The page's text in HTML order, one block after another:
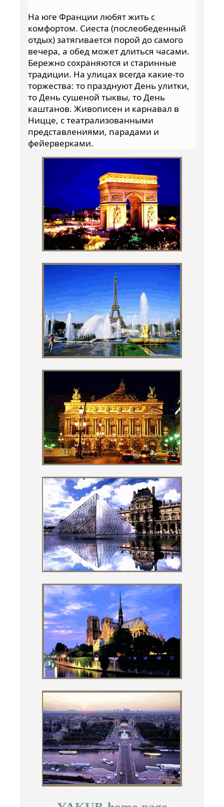
На юге Франции любят жить с
комфортом. Сиеста (послеобеденный
отдых) затягивается порой до самого
вечера, а обед может длиться часами.
Бережно сохраняются и старинные
традиции. На улицах всегда какие-то
торжества: то празднуют День улитки,
то День сушеной тыквы, то День
каштанов. Живописен и карнавал в
Ницце, с театрализованными
представлениями, парадами и
фейерверками.